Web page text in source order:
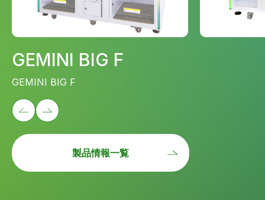
GEMINI BIG F
GEMINI BIG F
製品情報一覧